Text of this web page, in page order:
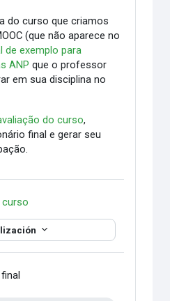
do curso que criamos
(que não aparece no
de exemplo para
ANP que o professor
em sua disciplina no
do curso,
final e gerar seu
curso